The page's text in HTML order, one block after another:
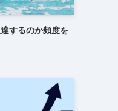
するのか頻度を